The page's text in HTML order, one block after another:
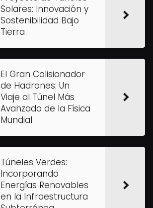
Solares: Innovación y
Sostenibilidad Bajo
Tierra
El Gran Colisionador
de Hadrones: Un
Viaje al Túnel Más
Avanzado de la Física
Mundial
Túneles Verdes:
Incorporando
Energías Renovables
en la Infraestructura